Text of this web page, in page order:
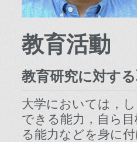
教育活動
教育研究に対す
大学においては，
できる能力，自ら
る能力などを身に